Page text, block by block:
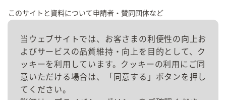
当ウェブサイトでは、お客さまの利便性の向上お
よびサービスの品質維持・向上を目的として、ク
ッキーを利用しています。クッキーの利用にご同
意いただける場合は、「同意する」ボタンを押し
てください。
このサイトと資料について
資料を探す
申請者・賛同団体など
お問い合わせ